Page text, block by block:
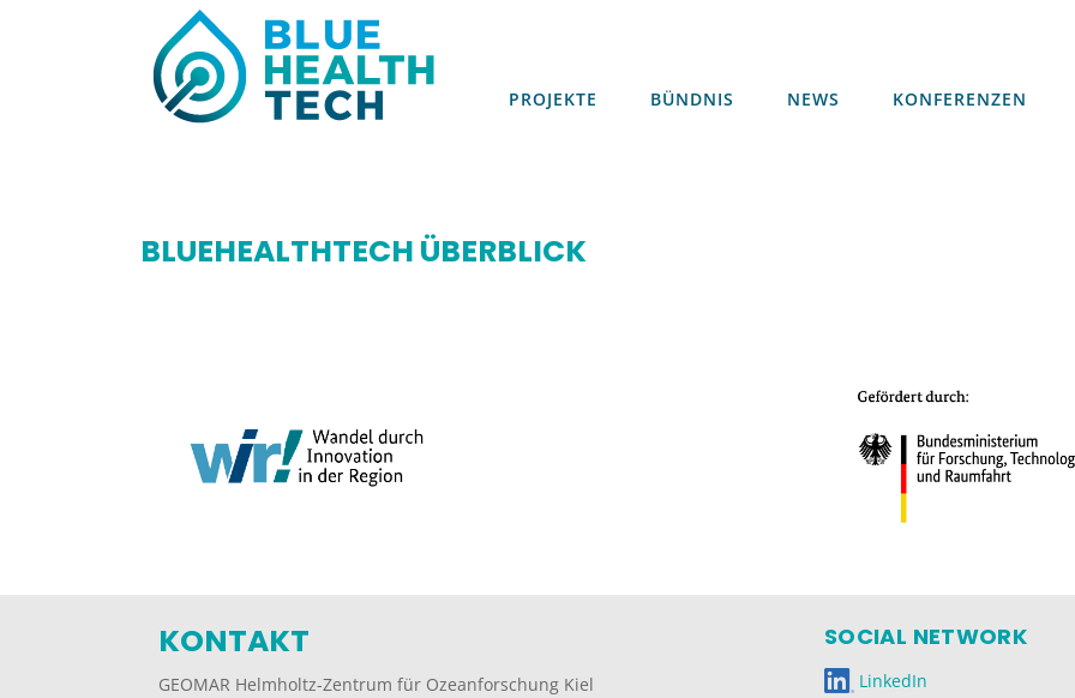
PROJEKTE BÜNDNIS NEWS KONFERENZEN
PROJEKTE BÜNDNIS NEWS KONFERENZEN
BLUEHEALTHTECH ÜBERBLICK
KONTAKT
GEOMAR Helmholtz-Zentrum für Ozeanforschung Kiel
SOCIAL NETWORK
LinkedIn